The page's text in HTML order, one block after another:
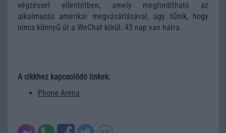
végzéssel ellentétben, amely megfordítható az
alkalmazás amerikai megvásárlásával, úgy tűnik, hogy
nincs könnyű út a WeChat körül. 43 nap van hátra.
A cikkhez kapcsolódó linkek:
Phone Arena